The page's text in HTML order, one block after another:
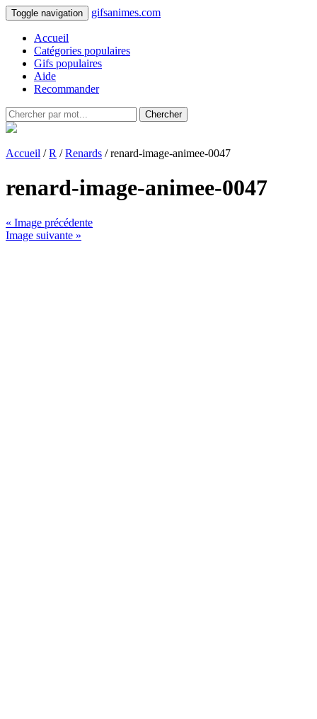
Toggle navigation gifsanimes.com
Accueil
Catégories populaires
Gifs populaires
Aide
Recommander
Chercher
Accueil /R /Renards / renard-image-animee-0047
renard-image-animee-0047
« Image précédente
Image suivante »